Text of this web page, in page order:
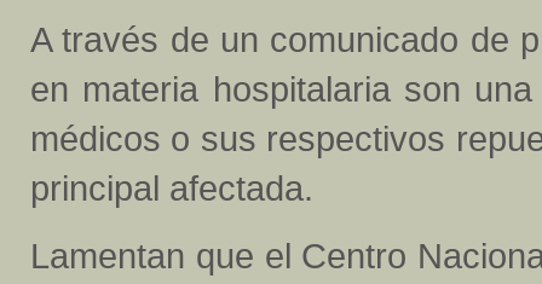
A través de un comunicado de
en materia hospitalaria son
médicos o sus respectivos
principal afectada.
Lamentan que el Centro